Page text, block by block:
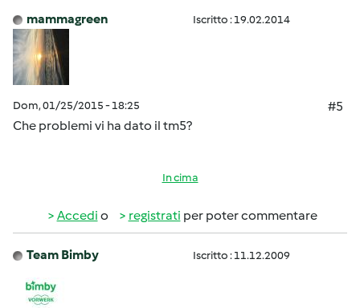
mammagreen Iscritto : 19.02.2014
Dom, 01/25/2015 - 18:25
#5
Che problemi vi ha dato il tm5?
In cima
Accedi o registrati per poter commentare
Team Bimby Iscritto : 11.12.2009